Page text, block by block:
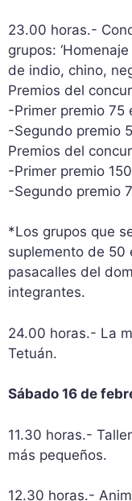
23.00 horas.-
grupos:
de indio, chino,
Premios del
-Primer premio 75
-Segundo premio
Premios del
-Primer premio
-Segundo premio
*Los grupos que
suplemento de 50
pasacalles del
integrantes.
24.00 horas.- La
Tetuán.
Sábado 16 de
11.30 horas.-
más pequeños.
12.30 horas.-